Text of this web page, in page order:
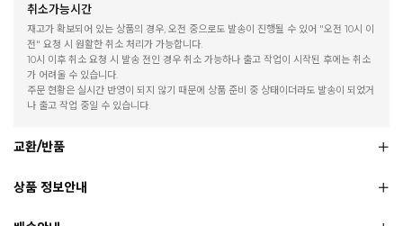
취소가능시간
재고가 확보되어 있는 상품의 경우, 오전 중으로도 발송이 진행될 수 있어 "오전 10시 이
전" 요청 시 원활한 취소 처리가 가능합니다.
10시 이후 취소 요청 시 발송 전인 경우 취소 가능하나 출고 작업이 시작된 후에는 취소
가 어려울 수 있습니다.
주문 현황은 실시간 반영이 되지 않기 때문에 상품 준비 중 상태이더라도 발송이 되었거
나 출고 작업 중일 수 있습니다.
교환/반품
상품 정보안내